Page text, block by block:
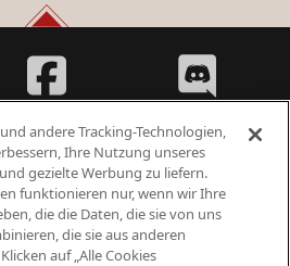
Fantasy Violence
Suggestive Themes
andere Tracking-Technologien,
Ihre Nutzung unseres
gezielte Werbung zu liefern.
funktionieren nur, wenn wir Ihre
die die Daten, die sie von uns
die sie aus anderen
auf „Alle Cookies